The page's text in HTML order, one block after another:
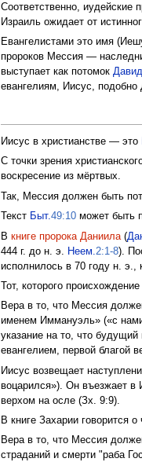
Соответственно, иудейские
Израиль ожидает от
Евангелистами это имя
пророков Мессия —
выступает как потомок
евангелиям, Иисус, подобно
Иисус в христианстве — это
С точки зрения
воскресение из мёртвых.
Так, Мессия должен быть
Текст Быт.49:10 может быть
Вкниге пророка Даниила (
444 г. до н. э.
Неем. 2:1-8).
исполнилось в 70 году н. э.,
Тот, которого
Вера в то, что Мессия
именем Иммануэль» («с
указание на то, что
евангелием, первой благой
Иисус возвещает
воцарился»). Он въезжает
верхом на осле (Зх. 9:9).
В книге Захарии говорится
Вера в то, что Мессия
страданий и смерти "раба